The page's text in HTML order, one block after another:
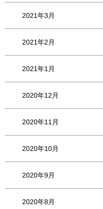
2021年3月
2021年2月
2021年1月
2020年12月
2020年11月
2020年10月
2020年9月
2020年8月